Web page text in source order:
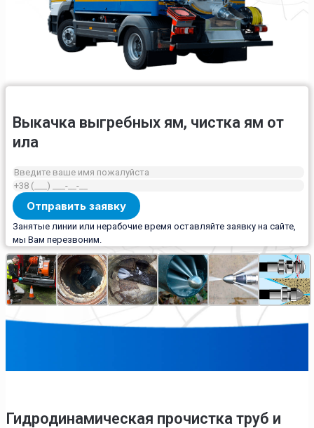
Выкачка выгребных ям, чистка ям от
ила
Занятые линии или нерабочие время оставляйте заявку на сайте,
мы Вам перезвоним.
Гидродинамическая прочистка труб и